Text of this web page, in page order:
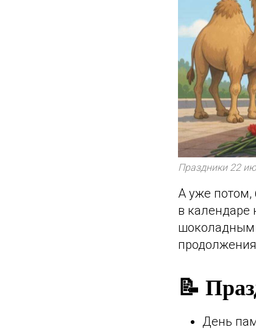
Праздники 22
А уже потом,
в
шоколадным
📝
День